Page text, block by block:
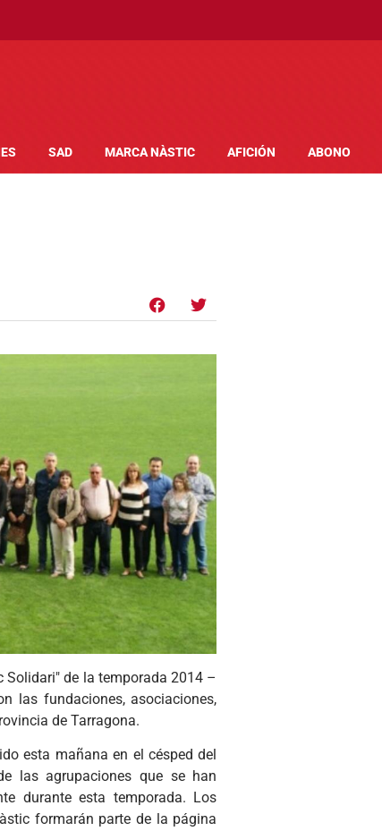
SAD MARCA NÀSTIC AFICIÓN ABONO
Solidari" de la temporada 2014 –
las fundaciones, asociaciones,
de Tarragona.
esta mañana en el césped del
las agrupaciones que se han
durante esta temporada. Los
formarán parte de la página